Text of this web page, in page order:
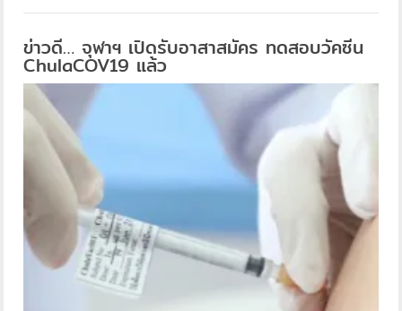
ข่าวดี… จุฬาฯ เปิดรับอาสาสมัคร ทดสอบวัคซีน
ChulaCOV19 แล้ว